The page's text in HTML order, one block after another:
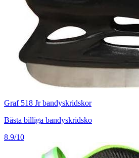
Graf 518 Jr bandyskridskor
Bästa billiga bandyskridsko
8.9/10